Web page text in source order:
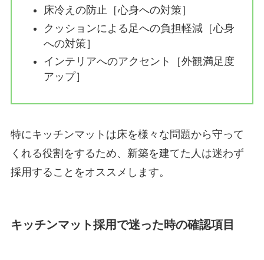
床冷えの防止［心身への対策］
クッションによる足への負担軽減［心身
への対策］
インテリアへのアクセント［外観満足度
アップ］
特にキッチンマットは床を様々な問題から守って
くれる役割をするため、新築を建てた人は迷わず
採用することをオススメします。
キッチンマット採用で迷った時の確認項目